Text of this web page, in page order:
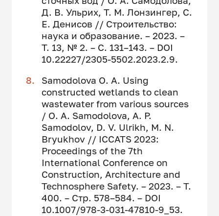
Д. В. Ульрих, Т. М. Лонзингер, С.
Е. Денисов // Строительство:
наука и образование. – 2023. –
Т. 13, № 2. – С. 131–143. – DOI
10.22227/2305-5502.2023.2.9.
Samodolova O. A. Using
constructed wetlands to clean
wastewater from various sources
/ O. A. Samodolova, A. P.
Samodolov, D. V. Ulrikh, M. N.
Bryukhov // ICCATS 2023:
Proceedings of the 7th
International Conference on
Construction, Architecture and
Technosphere Safety. – 2023. – Т.
400. – Стр. 578–584. – DOI
10.1007/978-3-031-47810-9_53.